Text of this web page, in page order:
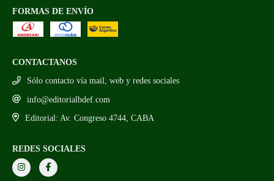
FORMAS DE ENVÍO
CONTACTANOS
Sólo contacto vía mail, web y redes sociales
info@editorialbdef.com
Editorial: Av. Congreso 4744, CABA
REDES SOCIALES